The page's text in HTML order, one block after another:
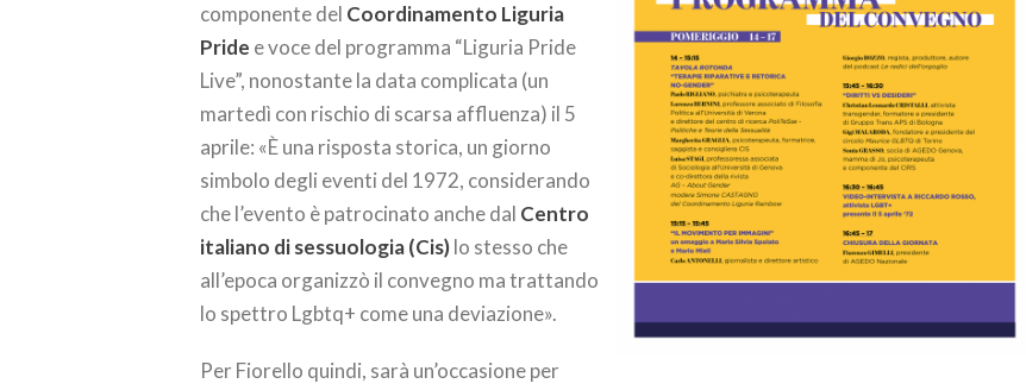
componente del Coordinamento Liguria
Pride e voce del programma “Liguria Pride
Live”, nonostante la data complicata (un
martedì con rischio di scarsa affluenza) il 5
aprile: «È una risposta storica, un giorno
simbolo degli eventi del 1972, considerando
che l’evento è patrocinato anche dal Centro
italiano di sessuologia (Cis)lo stesso che
all’epoca organizzò il convegno ma trattando
lo spettro Lgbtq+ come una deviazione».
Per Fiorello quindi, sarà un’occasione per